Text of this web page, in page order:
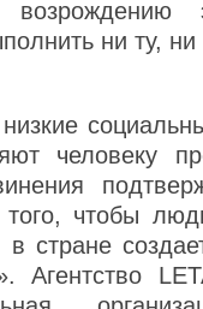
возрождению
ни ту, ни
человеку
чтобы
стране
Агентство